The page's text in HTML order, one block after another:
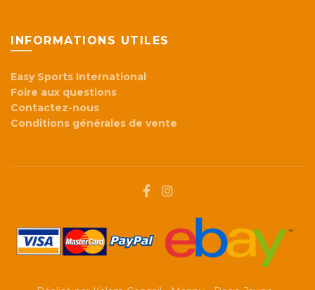
INFORMATIONS UTILES
Easy Sports International
Foire aux questions
Contactez-nous
Conditions générales de vente